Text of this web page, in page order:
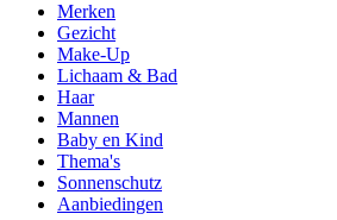
Merken
Gezicht
Make-Up
Lichaam & Bad
Haar
Mannen
Baby en Kind
Thema's
Sonnenschutz
Aanbiedingen